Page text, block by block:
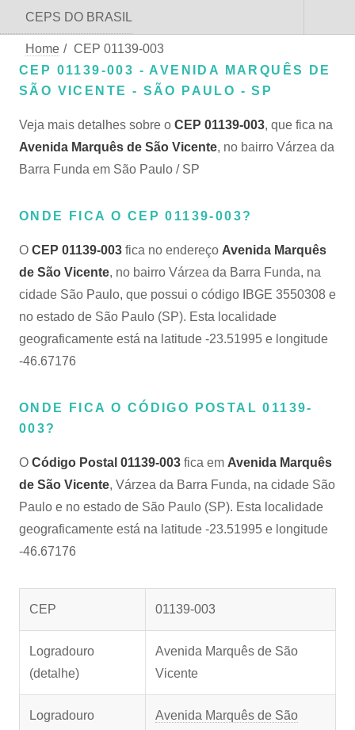
CEPS DO BRASIL
Home / CEP 01139-003
CEP 01139-003 - AVENIDA MARQUÊS DE
SÃO VICENTE - SÃO PAULO - SP
Veja mais detalhes sobre o CEP 01139-003, que fica na
Avenida Marquês de São Vicente, no bairro Várzea da
Barra Funda em São Paulo / SP
ONDE FICA O CEP 01139-003?
O CEP 01139-003 fica no endereço Avenida Marquês
de São Vicente, no bairro Várzea da Barra Funda, na
cidade São Paulo, que possui o código IBGE 3550308 e
no estado de São Paulo (SP). Esta localidade
geograficamente está na latitude -23.51995 e longitude
-46.67176
ONDE FICA O CÓDIGO POSTAL 01139-
003?
O Código Postal 01139-003 fica em Avenida Marquês
de São Vicente, Várzea da Barra Funda, na cidade São
Paulo e no estado de São Paulo (SP). Esta localidade
geograficamente está na latitude -23.51995 e longitude
-46.67176
CEP 01139-003
Logradouro
(detalhe)
Avenida Marquês de São
Vicente
Logradouro
Avenida Marquês de São